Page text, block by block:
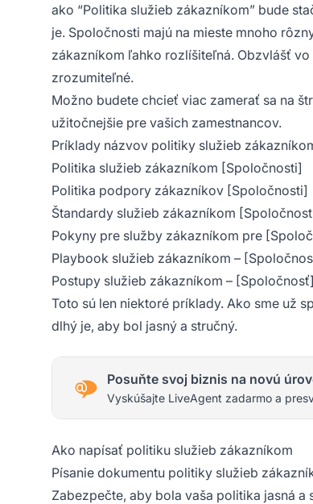
ako “Politika služieb zákazníkom” bude
je. Spoločnosti majú na mieste mnoho
zákazníkom ľahko rozlíšiteľná. Obzvlášť
zrozumiteľné.
Možno budete chcieť viac zamerať sa na
užitočnejšie pre vašich zamestnancov.
Príklady názvov politiky služieb
Politika služieb zákazníkom [Spoločnosti]
Politika podpory zákazníkov [Spoločnosti]
Štandardy služieb zákazníkom
Pokyny pre služby zákazníkom pre
Playbook služieb zákazníkom –
Postupy služieb zákazníkom – [Spoločnosť]
Toto sú len niektoré príklady. Ako sme už
dlhý je, aby bol jasný a stručný.
Posuňte svoj biznis na novú
Vyskúšajte LiveAgent zadarmo a
Ako napísať politiku služieb zákazníkom
Písanie dokumentu politiky služieb
Zabezpečte, aby bola vaša politika jasná